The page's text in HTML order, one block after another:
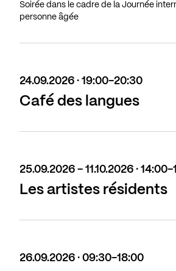
Soirée dans le cadre de la Journée
personne âgée
24.09.2026 · 19:00-20:30
Café des langues
25.09.2026 - 11.10.2026 · 14:00-
Les artistes résidents
26.09.2026 · 09:30-18:00